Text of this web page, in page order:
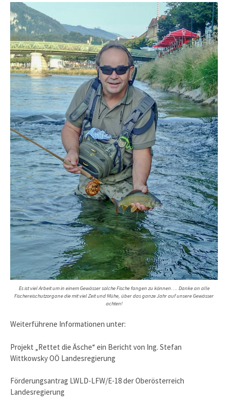
Es ist viel Arbeit um in einem Gewässer solche Fische fangen zu können…. Danke an alle
Fischereischutzorgane die mit viel Zeit und Mühe, über das ganze Jahr auf unsere Gewässer
achten!
Weiterführene Informationen unter:
Projekt „Rettet die Äsche“ ein Bericht von Ing. Stefan
Wittkowsky OÖ Landesregierung
Förderungsantrag LWLD-LFW/E-18 der Oberösterreich
Landesregierung